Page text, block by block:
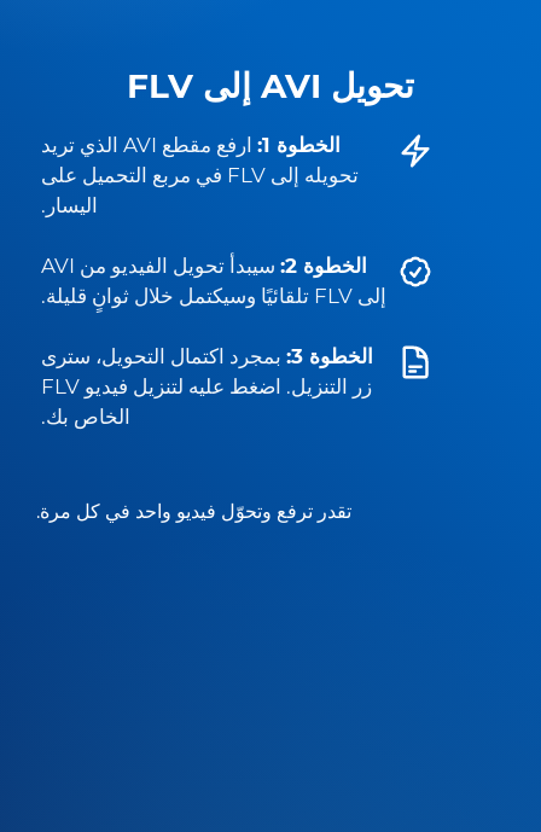
تحويل AVI إلى FLV
الخطوة 1:
ارفع مقطع AVI الذي تريد
تحويله إلى FLV في مربع التحميل على
اليسار.
الخطوة 2:
سيبدأ تحويل الفيديو من AVI
إلى FLV تلقائيًا وسيكتمل خلال ثوانٍ قليلة.
الخطوة 3:
بمجرد اكتمال التحويل، سترى
زر التنزيل. اضغط عليه لتنزيل فيديو FLV
الخاص بك.
تقدر ترفع وتحوّل فيديو واحد في كل مرة.